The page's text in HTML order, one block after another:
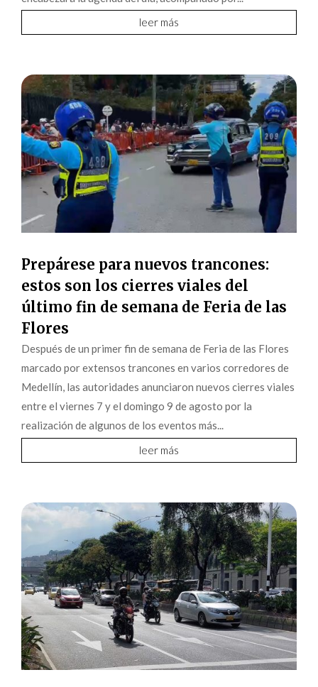
leer más
Prepárese para nuevos trancones:
estos son los cierres viales del
último fin de semana de Feria de las
Flores
Después de un primer fin de semana de Feria de las Flores
marcado por extensos trancones en varios corredores de
Medellín, las autoridades anunciaron nuevos cierres viales
entre el viernes 7 y el domingo 9 de agosto por la
realización de algunos de los eventos más...
leer más